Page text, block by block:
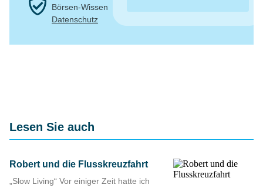
Börsen-Wissen
Datenschutz
Lesen Sie auch
Robert und die Flusskreuzfahrt
„Slow Living“ Vor einiger Zeit hatte ich